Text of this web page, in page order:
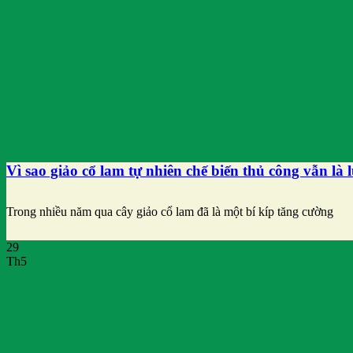
Vì sao giảo cổ lam tự nhiên chế biến thủ công vẫn là
Trong nhiều năm qua cây giảo cổ lam đã là một bí kíp tăng cường
29
Th5